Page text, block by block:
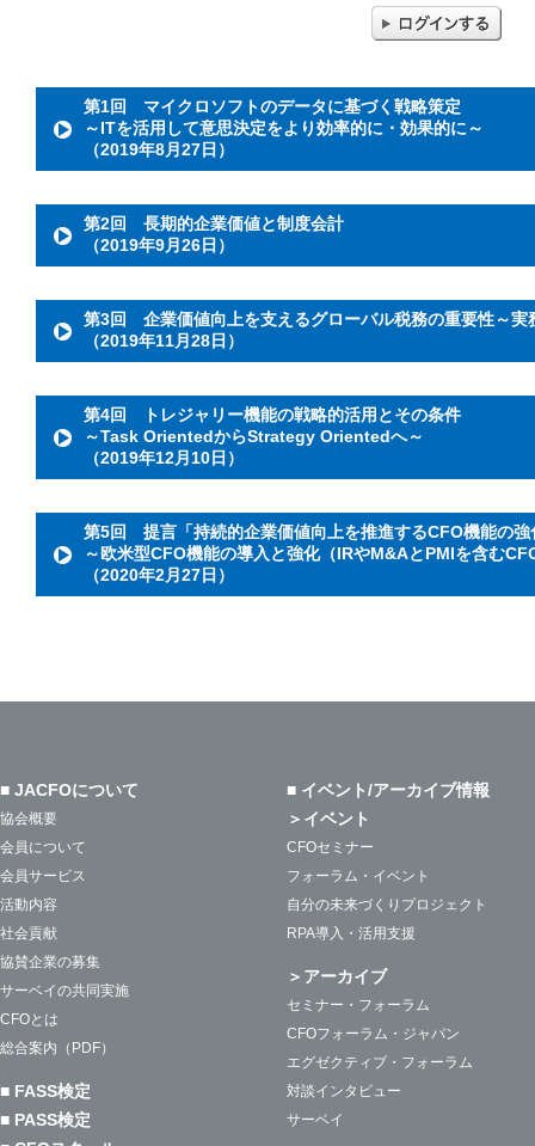
第1回 マイクロソフトのデータに基づく戦略策定
～ITを活用して意思決定をより効率的に・効果的に～
（2019年8月27日）
第2回 長期的企業価値と制度会計
（2019年9月26日）
第3回 企業価値向上を支えるグローバル税務の重要性～実
（2019年11月28日）
第4回 トレジャリー機能の戦略的活用とその条件
～Task OrientedからStrategy Orientedへ～
（2019年12月10日）
第5回 提言「持続的企業価値向上を推進するCFO機能の強
～欧米型CFO機能の導入と強化（IRやM&AとPMIを含む
（2020年2月27日）
■ JACFOについて
協会概要
会員について
会員サービス
活動内容
社会貢献
協賛企業の募集
サーベイの共同実施
CFOとは
総合案内（PDF）
■ FASS検定
■ PASS検定
■ イベント/アーカイブ情報
＞イベント
CFOセミナー
フォーラム・イベント
自分の未来づくりプロジェクト
RPA導入・活用支援
＞アーカイブ
セミナー・フォーラム
CFOフォーラム・ジャパン
エグゼクティブ・フォーラム
対談インタビュー
サーベイ